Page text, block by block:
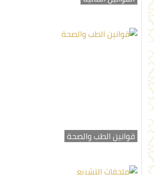
قوانين الطب والصحة